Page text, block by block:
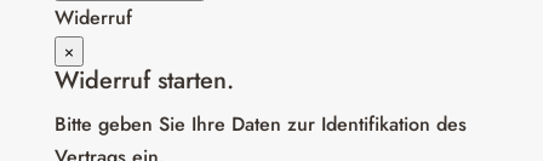
Widerruf
×
Widerruf starten.
Bitte geben Sie Ihre Daten zur Identifikation des